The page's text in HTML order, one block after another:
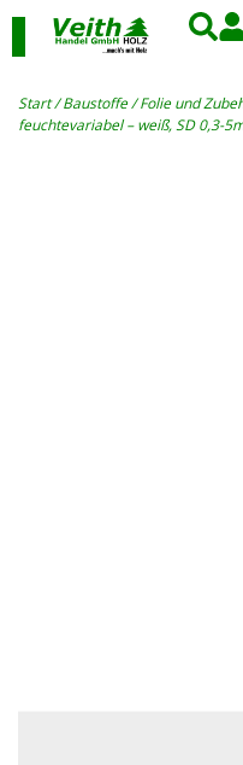
Start/Baustoffe/Folie und
feuchtevariabel – weiß, SD 0,3-